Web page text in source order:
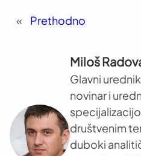
« Prethodno
Miloš
Glavni
novinar i
društvenim
duboki